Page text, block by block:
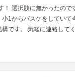
！ 選択肢に無かったので
1からバスケをしていて
です。 気軽に連絡して